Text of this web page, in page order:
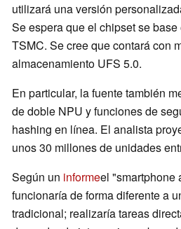
utilizará una versión
Se espera que el chipset se
TSMC. Se cree que contará con
almacenamiento UFS 5.0.
En particular, la fuente también
de doble NPU y funciones de
hashing en línea. El analista
unos 30 millones de unidades
Según un informeel "smartphone
funcionaría de forma diferente a
tradicional; realizaría tareas